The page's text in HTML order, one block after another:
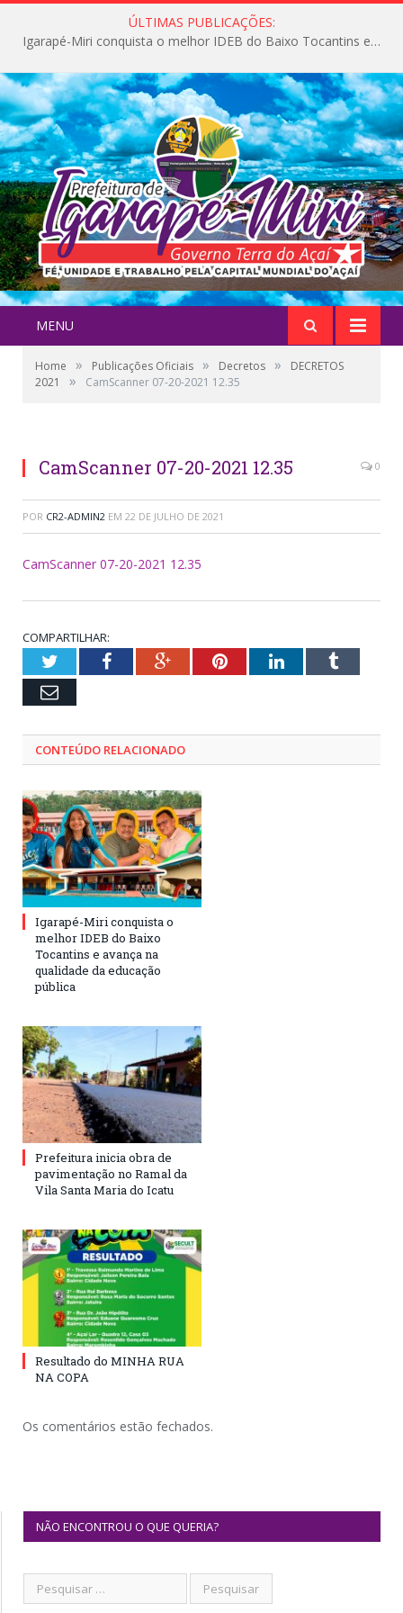
ÚLTIMAS PUBLICAÇÕES:
Igarapé-Miri conquista o melhor IDEB do Baixo Tocantins e avança na qualidade da educação pública
MENU
Home » Publicações Oficiais » Decretos »
DECRETOS
2021
» CamScanner 07-20-2021 12.35
CamScanner 07-20-2021 12.35 0
POR CR2-ADMIN2 EM 22 DE JULHO DE 2021
CamScanner 07-20-2021 12.35
COMPARTILHAR:
TwitterFacebookGoogle+PinterestLinkedInTumblr
Email
CONTEÚDO RELACIONADO
Igarapé-Miri conquista o
melhor IDEB do Baixo
Tocantins e avança na
qualidade da educação
pública
Prefeitura inicia obra de
pavimentação no Ramal da
Vila Santa Maria do Icatu
Resultado do MINHA RUA
NA COPA
Os comentários estão fechados.
NÃO ENCONTROU O QUE QUERIA?